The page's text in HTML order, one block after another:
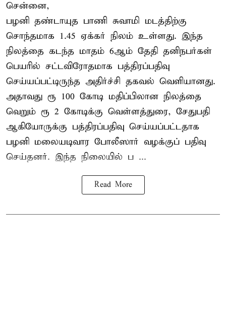
சென்னை,
பழனி தண்டாயுத பாணி சுவாமி மடத்திற்கு
சொந்தமாக 1.45 ஏக்கர் நிலம் உள்ளது. இந்த
நிலத்தை கடந்த மாதம் 6ஆம் தேதி தனிநபர்கள்
பெயரில் சட்டவிரோதமாக பத்திரப்பதிவு
செய்யப்பட்டிருந்த அதிர்ச்சி தகவல் வெளியானது.
அதாவது ரூ 100 கோடி மதிப்பிலான நிலத்தை
வெறும் ரூ 2 கோடிக்கு வெள்ளத்துரை, சேதுபதி
ஆகியோருக்கு பத்திரப்பதிவு செய்யப்பட்டதாக
பழனி மலையடிவார போலீஸார் வழக்குப் பதிவு
செய்தனர். இந்த நிலையில் ப ...
Read More